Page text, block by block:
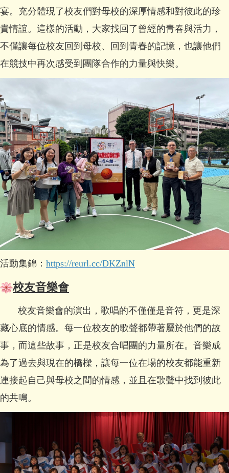
宴。充分體現了校友們對母校的深厚情感和對彼此的珍
貴情誼。這樣的活動，大家找回了曾經的青春與活力，
不僅讓每位校友回到母校、回到青春的記憶，也讓他們
在競技中再次感受到團隊合作的力量與快樂。
活動集錦： https://reurl.cc/DKZnlN
校友音樂會
校友音樂會的演出，歌唱的不僅僅是音符，更是深
藏心底的情感。每一位校友的歌聲都帶著屬於他們的故
事，而這些故事，正是校友合唱團的力量所在。音樂成
為了過去與現在的橋樑，讓每一位在場的校友都能重新
連接起自己與母校之間的情感，並且在歌聲中找到彼此
的共鳴。